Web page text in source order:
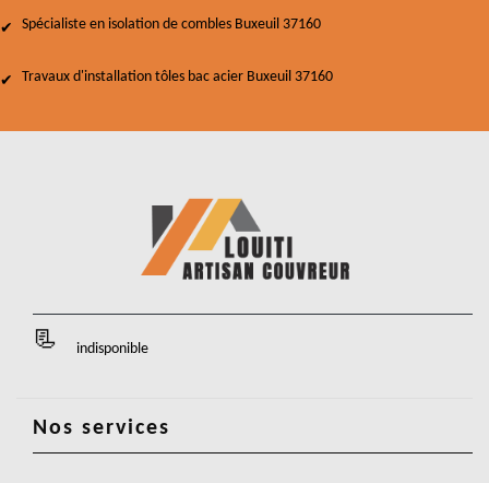
Spécialiste en isolation de combles Buxeuil 37160
Travaux d'installation tôles bac acier Buxeuil 37160
indisponible
Nos services